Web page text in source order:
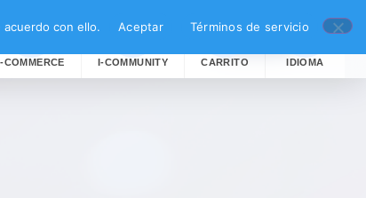
COMMERCE I-COMMUNITY CARRITO IDIOMA
Buscar
con ello. Aceptar Términos de servicio